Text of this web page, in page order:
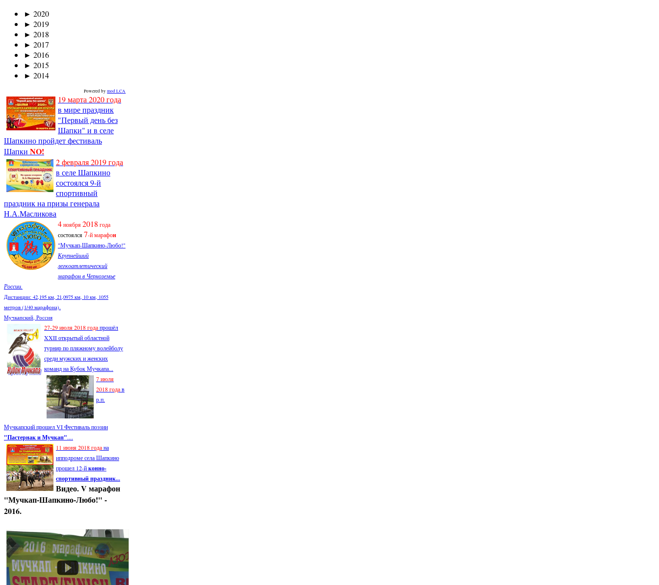
► 2020
► 2019
► 2018
► 2017
► 2016
► 2015
► 2014
Powered bymod LCA
19 марта 2020 года
в мире праздник
"Первый день без
Шапки" и в селе
Шапкино пройдет фестиваль
Шапки NO!
2 февраля 2019 года
в селе Шапкино
состоялся 9-й
спортивный
праздник на призы генерала
Н.А.Масликова
4ноября2018 года
состоялся7-й марафон
"Мучкап-Шапкино-Любо!"
Крупнейший
легкоатлетический
марафон в Черноземье
России.
Дистанции: 42,195 км, 21,0975 км, 10 км, 1055
метров (1/40 марафона).
Мучкапский, Россия
27-29 июля 2018 годапрошёл
XXII открытый областной
турнир по пляжному волейболу
среди мужских и женских
команд на Кубок Мучкапа...
7 июля
2018 годав
р.п.
Мучкапский прошел VI Фестиваль поэзии
"Пастернак и Мучкап"....
11 июня 2018 годана
ипподроме села Шапкино
прошел 12-йконно-
спортивный праздник...
Видео. V марафон
"Мучкап-Шапкино-Любо!" -
2016.